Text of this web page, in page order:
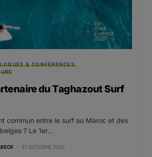
& CONFÉRENCES
du Taghazout Surf
commun entre le surf au Maroc et des
? Le 1er…
21 OCTOBRE 2022